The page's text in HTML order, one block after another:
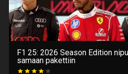
F1 25: 2026 Season Edition
samaan pakettiin